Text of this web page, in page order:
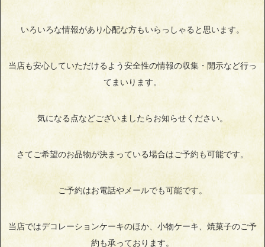
いろいろな情報があり心配な方もいらっしゃると思います。
当店も安心していただけるよう安全性の情報の収集・開示など行っ
てまいります。
気になる点などございましたらお知らせください。
さてご希望のお品物が決まっている場合はご予約も可能です。
ご予約はお電話やメールでも可能です。
当店ではデコレーションケーキのほか、小物ケーキ、焼菓子のご予
約も承っております。